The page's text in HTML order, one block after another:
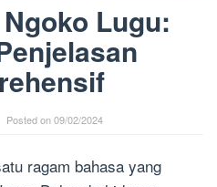
Lugu:
Posted on09/02/2024
ragam bahasa yang